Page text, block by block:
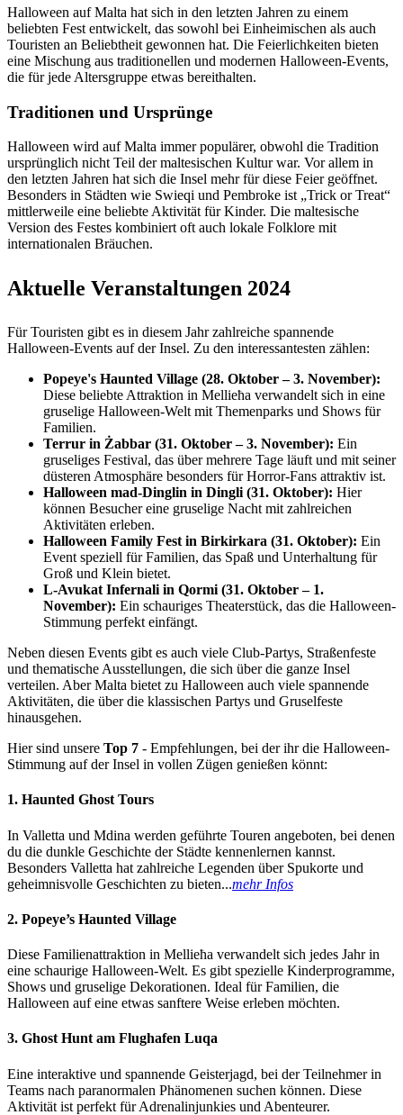
Halloween auf Malta hat sich in den letzten Jahren zu einem
beliebten Fest entwickelt, das sowohl bei Einheimischen als auch
Touristen an Beliebtheit gewonnen hat. Die Feierlichkeiten bieten
eine Mischung aus traditionellen und modernen Halloween-Events,
die für jede Altersgruppe etwas bereithalten.
Traditionen und Ursprünge
Halloween wird auf Malta immer populärer, obwohl die Tradition
ursprünglich nicht Teil der maltesischen Kultur war. Vor allem in
den letzten Jahren hat sich die Insel mehr für diese Feier geöffnet.
Besonders in Städten wie Swieqi und Pembroke ist „Trick or Treat“
mittlerweile eine beliebte Aktivität für Kinder. Die maltesische
Version des Festes kombiniert oft auch lokale Folklore mit
internationalen Bräuchen.
Aktuelle Veranstaltungen 2024
Für Touristen gibt es in diesem Jahr zahlreiche spannende
Halloween-Events auf der Insel. Zu den interessantesten zählen:
Popeye's Haunted Village (28. Oktober – 3. November):
Diese beliebte Attraktion in Mellieħa verwandelt sich in eine
gruselige Halloween-Welt mit Themenparks und Shows für
Familien.
Terrur in Żabbar (31. Oktober – 3. November): Ein
gruseliges Festival, das über mehrere Tage läuft und mit seiner
düsteren Atmosphäre besonders für Horror-Fans attraktiv ist.
Halloween mad-Dinglin in Dingli (31. Oktober): Hier
können Besucher eine gruselige Nacht mit zahlreichen
Aktivitäten erleben.
Halloween Family Fest in Birkirkara (31. Oktober): Ein
Event speziell für Familien, das Spaß und Unterhaltung für
Groß und Klein bietet.
L-Avukat Infernali in Qormi (31. Oktober – 1.
November): Ein schauriges Theaterstück, das die Halloween-
Stimmung perfekt einfängt.
Neben diesen Events gibt es auch viele Club-Partys, Straßenfeste
und thematische Ausstellungen, die sich über die ganze Insel
verteilen. Aber Malta bietet zu Halloween auch viele spannende
Aktivitäten, die über die klassischen Partys und Gruselfeste
hinausgehen.
Hier sind unsere Top 7 - Empfehlungen, bei der ihr die Halloween-
Stimmung auf der Insel in vollen Zügen genießen könnt:
1. Haunted Ghost Tours
In Valletta und Mdina werden geführte Touren angeboten, bei denen
du die dunkle Geschichte der Städte kennenlernen kannst.
Besonders Valletta hat zahlreiche Legenden über Spukorte und
geheimnisvolle Geschichten zu bieten...mehr Infos
2. Popeye’s Haunted Village
Diese Familienattraktion in Mellieħa verwandelt sich jedes Jahr in
eine schaurige Halloween-Welt. Es gibt spezielle Kinderprogramme,
Shows und gruselige Dekorationen. Ideal für Familien, die
Halloween auf eine etwas sanftere Weise erleben möchten.
3. Ghost Hunt am Flughafen Luqa
Eine interaktive und spannende Geisterjagd, bei der Teilnehmer in
Teams nach paranormalen Phänomenen suchen können. Diese
Aktivität ist perfekt für Adrenalinjunkies und Abenteurer.